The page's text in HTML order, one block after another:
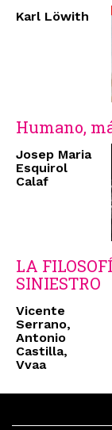
Karl Löwith
Humano,
Josep Maria
Esquirol
Calaf
LA
SINIESTRO
Vicente
Serrano,
Antonio
Castilla,
Vvaa